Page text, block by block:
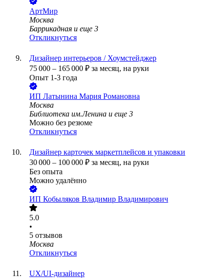
АртМир
Москва
Баррикадная и еще 3
Откликнуться
Дизайнер интерьеров / Хоумстейджер
75 000 – 165 000 ₽ за месяц, на руки
Опыт 1-3 года
ИП Латынина Мария Романовна
Москва
Библиотека им.Ленина и еще 3
Можно без резюме
Откликнуться
Дизайнер карточек маркетплейсов и упаковки
30 000 – 100 000 ₽ за месяц, на руки
Без опыта
Можно удалённо
ИП Кобыляков Владимир Владимирович
5.0
•
5 отзывов
Москва
Откликнуться
UX/UI-дизайнер